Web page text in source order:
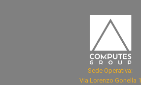
Sede Operativa:
Via Lorenzo Gonella 1